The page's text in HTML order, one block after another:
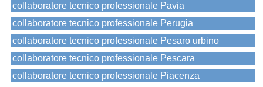
collaboratore tecnico professionale Pavia
collaboratore tecnico professionale Perugia
collaboratore tecnico professionale Pesaro urbino
collaboratore tecnico professionale Pescara
collaboratore tecnico professionale Piacenza